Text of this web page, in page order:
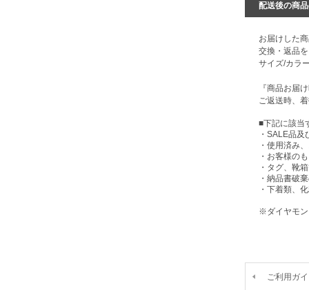
配送後の商
お届けした
交換・返品
サイズ/カラ
『商品お届
ご返送時、
■下記に該当
・SALE品
・使用済み
・お客様の
・タグ、靴
・納品書破
・下着類、
※ダイヤモン
ご利用ガ